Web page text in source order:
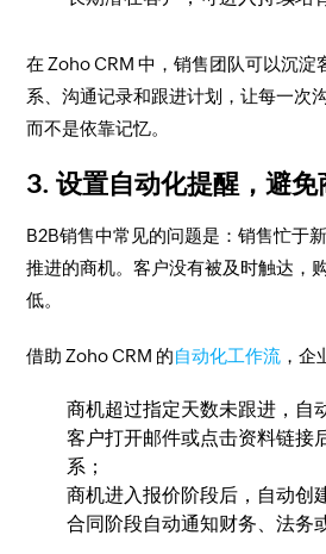
在 Zoho CRM 中，销售团队可以沉淀
系、沟通记录和跟进计划，让每一次
而不是依靠记忆。
3. 设置自动化提醒，避免
B2B销售中常见的问题是：销售忙于
推进的商机。客户没有被及时触达，
低。
借助 Zoho CRM 的自动化工作流 ，企
商机超过指定天数未跟进，自
客户打开邮件或点击资料链接
系；
商机进入报价阶段后，自动创
合同阶段自动通知财务、法务